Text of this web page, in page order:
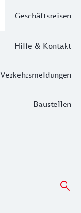
Geschäftsreisen
Hilfe & Kontakt
Verkehrsmeldungen
Baustellen